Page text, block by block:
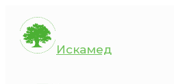
Перейти
содержимому
Искамед